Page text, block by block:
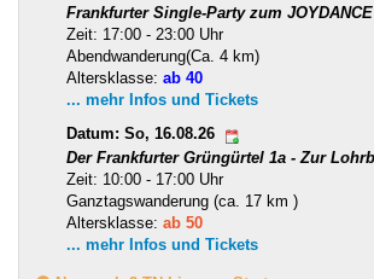
Frankfurter Single-Party zum
Zeit: 17:00 - 23:00 Uhr
Abendwanderung(Ca. 4 km)
Altersklasse: ab 40
... mehr Infos und Tickets
Datum: So, 16.08.26
Der Frankfurter Grüngürtel 1a - Zur
Zeit: 10:00 - 17:00 Uhr
Ganztagswanderung (ca. 17 km )
Altersklasse: ab 50
... mehr Infos und Tickets